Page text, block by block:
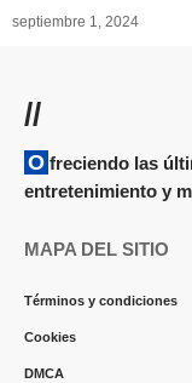
septiembre 1, 2024
//
Ofreciendo las últimas actualizaciones y noticias sobre
entretenimiento y
MAPA DEL SITIO
Términos y condiciones
Cookies
DMCA